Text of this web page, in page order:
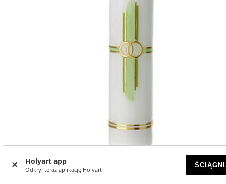
Holyart app
Odkryj teraz aplikację Holyart
Świeca krzyż zielony i obrączki 265x60 mm